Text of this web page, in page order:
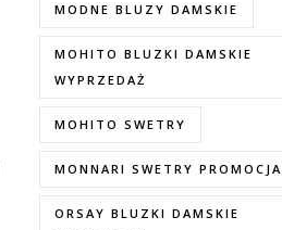
MODNE BLUZY DAMSKIE
MOHITO BLUZKI DAMSKIE
WYPRZEDAŻ
MOHITO SWETRY
MONNARI SWETRY PROMOCJA
ORSAY BLUZKI DAMSKIE